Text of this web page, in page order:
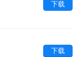
下载
下载